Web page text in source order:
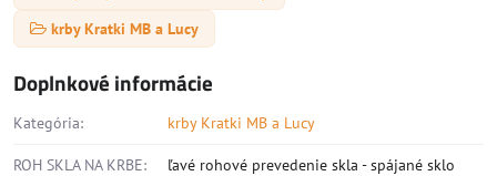
krby Kratki MB a Lucy
Doplnkové informácie
Kategória: krby Kratki MB a Lucy
ROH SKLA NA KRBE: ľavé rohové prevedenie skla - spájané sklo